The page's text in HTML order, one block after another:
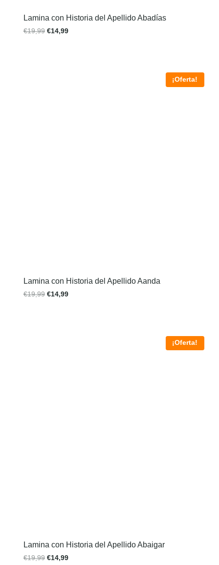
Lamina con Historia del Apellido Abadías
€19,99 €14,99
¡Oferta!
Lamina con Historia del Apellido Aanda
€19,99 €14,99
¡Oferta!
Lamina con Historia del Apellido Abaigar
€19,99 €14,99